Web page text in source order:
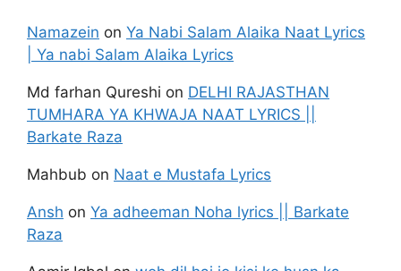
Namazein on Ya Nabi Salam Alaika Naat Lyrics
| Ya nabi Salam Alaika Lyrics
Md farhan Qureshi on DELHI RAJASTHAN
TUMHARA YA KHWAJA NAAT LYRICS ||
Barkate Raza
Mahbub on Naat e Mustafa Lyrics
Ansh on Ya adheeman Noha lyrics || Barkate
Raza